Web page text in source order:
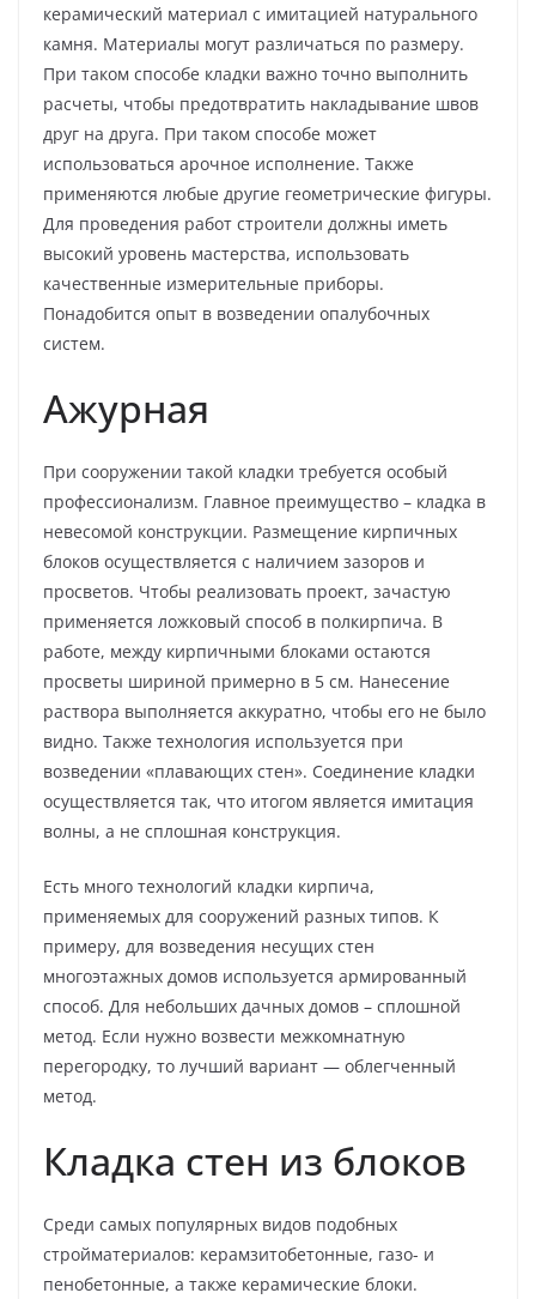
керамический материал с имитацией натурального
камня. Материалы могут различаться по размеру.
При таком способе кладки важно точно выполнить
расчеты, чтобы предотвратить накладывание швов
друг на друга. При таком способе может
использоваться арочное исполнение. Также
применяются любые другие геометрические фигуры.
Для проведения работ строители должны иметь
высокий уровень мастерства, использовать
качественные измерительные приборы.
Понадобится опыт в возведении опалубочных
систем.
Ажурная
При сооружении такой кладки требуется особый
профессионализм. Главное преимущество – кладка в
невесомой конструкции. Размещение кирпичных
блоков осуществляется с наличием зазоров и
просветов. Чтобы реализовать проект, зачастую
применяется ложковый способ в полкирпича. В
работе, между кирпичными блоками остаются
просветы шириной примерно в 5 см. Нанесение
раствора выполняется аккуратно, чтобы его не было
видно. Также технология используется при
возведении «плавающих стен». Соединение кладки
осуществляется так, что итогом является имитация
волны, а не сплошная конструкция.
Есть много технологий кладки кирпича,
применяемых для сооружений разных типов. К
примеру, для возведения несущих стен
многоэтажных домов используется армированный
способ. Для небольших дачных домов – сплошной
метод. Если нужно возвести межкомнатную
перегородку, то лучший вариант — облегченный
метод.
Кладка стен из блоков
Среди самых популярных видов подобных
стройматериалов: керамзитобетонные, газо- и
пенобетонные, а также керамические блоки.